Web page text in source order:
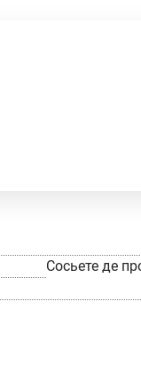
Сосьете де